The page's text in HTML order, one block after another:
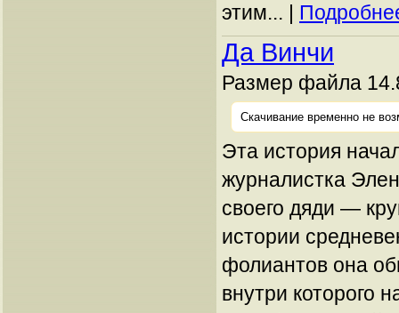
этим... |
Да Винчи
Размер файла
Скачивание временно не
Эта история
журналистка
своего дяди —
истории
фолиантов она
внутри которого